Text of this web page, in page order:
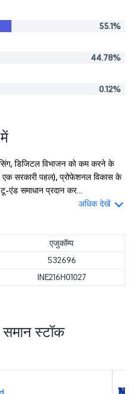
55.1%
44.78%
0.12%
डिजिटल विभाजन को कम करने के
एक सरकारी पहल), प्रोफेशनल विकास के
एंड समाधान प्रदान कर...
अधिक देखें
एजुकॉम्प
532696
INE216H01027
स्टॉक